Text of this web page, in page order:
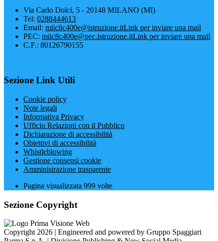
Via Carlo Dolci, 5 - 20148 MILANO (MI)
Tel: 0288444613
Email: miic8c400e@istruzione.itLink per inviare una mail
PEC: miic8c400e@pec.istruzione.itLink per inviare una mail
C.F.: 80126790155
Sezione Link Utili
Cookie policy
Note legali
Informativa Privacy
Ufficio Relazioni con il Pubblico
Dichiarazione di accessibilità
Obiettivi di accessibilità
Whistleblowing
Gestione consensi cookie
Amministrazione trasparente
Pagina visualizzata 999 volte
Sezione Copyright
Copyright 2026 | Engineered and powered by Gruppo Spaggiari